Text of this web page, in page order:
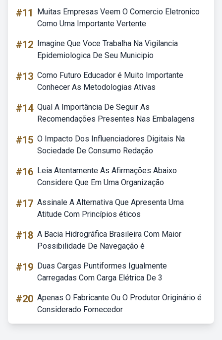
#11
Muitas Empresas Veem O Comercio Eletronico
Como Uma Importante Vertente
#12 Imagine Que Voce Trabalha Na Vigilancia
Epidemiologica De Seu Municipio
#13 Como Futuro Educador é Muito Importante
Conhecer As Metodologias Ativas
#14 Qual A Importância De Seguir As
Recomendações Presentes Nas Embalagens
#15 O Impacto Dos Influenciadores Digitais Na
Sociedade De Consumo Redação
#16 Leia Atentamente As Afirmações Abaixo
Considere Que Em Uma Organização
#17 Assinale A Alternativa Que Apresenta Uma
Atitude Com Princípios éticos
#18 A Bacia Hidrográfica Brasileira Com Maior
Possibilidade De Navegação é
#19 Duas Cargas Puntiformes Igualmente
Carregadas Com Carga Elétrica De 3
#20 Apenas O Fabricante Ou O Produtor Originário é
Considerado Fornecedor